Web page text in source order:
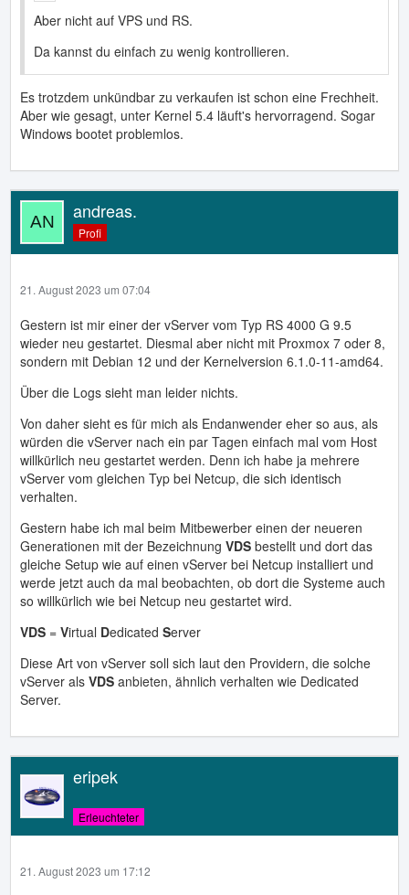
Aber nicht auf VPS und RS.
Da kannst du einfach zu wenig kontrollieren.
Es trotzdem unkündbar zu verkaufen ist schon eine Frechheit.
Aber wie gesagt, unter Kernel 5.4 läuft's hervorragend. Sogar
Windows bootet problemlos.
andreas.
Profi
21. August 2023 um 07:04
Gestern ist mir einer der vServer vom Typ RS 4000 G 9.5
wieder neu gestartet. Diesmal aber nicht mit Proxmox 7 oder 8,
sondern mit Debian 12 und der Kernelversion 6.1.0-11-amd64.
Über die Logs sieht man leider nichts.
Von daher sieht es für mich als Endanwender eher so aus, als
würden die vServer nach ein par Tagen einfach mal vom Host
willkürlich neu gestartet werden. Denn ich habe ja mehrere
vServer vom gleichen Typ bei Netcup, die sich identisch
verhalten.
Gestern habe ich mal beim Mitbewerber einen der neueren
Generationen mit der Bezeichnung VDS bestellt und dort das
gleiche Setup wie auf einen vServer bei Netcup installiert und
werde jetzt auch da mal beobachten, ob dort die Systeme auch
so willkürlich wie bei Netcup neu gestartet wird.
VDS = Virtual Dedicated Server
Diese Art von vServer soll sich laut den Providern, die solche
vServer als VDS anbieten, ähnlich verhalten wie Dedicated
Server.
eripek
Erleuchteter
21. August 2023 um 17:12